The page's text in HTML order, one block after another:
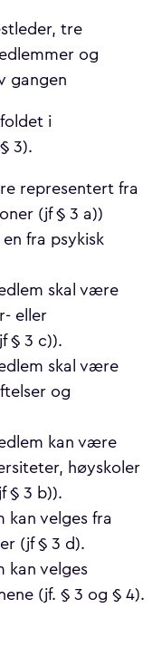
tre
og
gangen
i
3).
representert fra
(jf § 3 a))
fra psykisk
skal være
eller
§ 3 c)).
skal være
og
kan være
høyskoler
§ 3 b)).
kan velges fra
(jf § 3 d).
kan velges
(jf. § 3 og § 4).